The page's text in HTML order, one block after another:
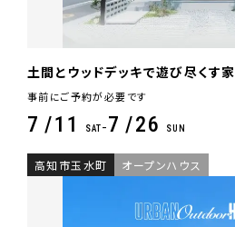
土間とウッドデッキで遊び尽くす家
事前にご予約が必要です
7 11 SAT -7 26 SUN
高知市玉水町 オープンハウス